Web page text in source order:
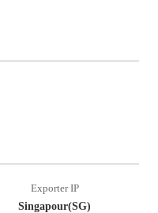
Exporter IP
Singapour(SG)